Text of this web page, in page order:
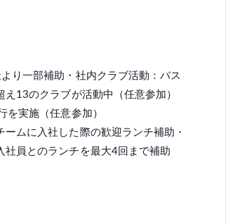
り一部補助・社内クラブ活動：バス
13のクラブが活動中（任意参加）
実施（任意参加）
ムに入社した際の歓迎ランチ補助・
員とのランチを最大4回まで補助